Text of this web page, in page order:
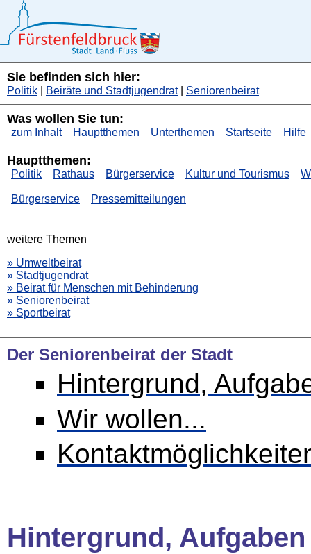
Sie befinden sich hier:
Politik Beiräte und Stadtjugendrat| Seniorenbeirat
Was wollen Sie tun:
zum Inhalt Hauptthemen Unterthemen Startseite Hilfe
Hauptthemen:
Politik Rathaus Bürgerservice Kultur und Tourismus
Bürgerservice Pressemitteilungen
weitere Themen
» Umweltbeirat
» Stadtjugendrat
» Beirat für Menschen mit Behinderung
» Seniorenbeirat
» Sportbeirat
Der Seniorenbeirat der Stadt
Hintergrund,
Wir wollen...
Hintergrund,